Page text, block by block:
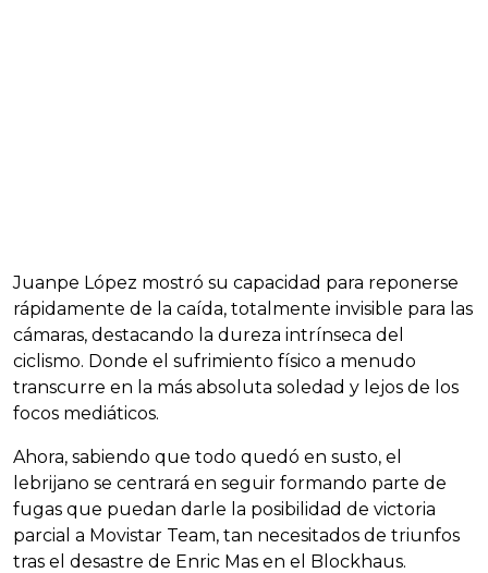
Juanpe López mostró su capacidad para reponerse
rápidamente de la caída, totalmente invisible para las
cámaras, destacando la dureza intrínseca del
ciclismo. Donde el sufrimiento físico a menudo
transcurre en la más absoluta soledad y lejos de los
focos mediáticos.
Ahora, sabiendo que todo quedó en susto, el
lebrijano se centrará en seguir formando parte de
fugas que puedan darle la posibilidad de victoria
parcial a Movistar Team, tan necesitados de triunfos
tras el desastre de Enric Mas en el Blockhaus.